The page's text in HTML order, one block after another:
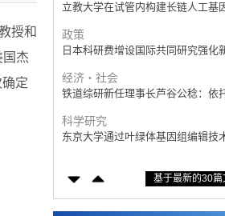
授和
国杰
定
立教大学在试管内构建长链人工基
工细胞
政策
日本科研费增设国际共同研究强化
经济・社会
铁道综研新任理事长芦谷公稔：依
科学研究
东京大学通过叶绿体基因组编辑技
藤田医科大学等成功鉴定出非结核
因菌株而异
基于最新的30篇